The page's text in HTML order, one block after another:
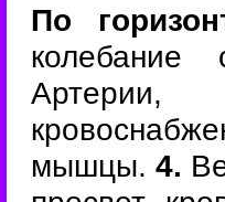
По
Артерии,
мышцы. 4.